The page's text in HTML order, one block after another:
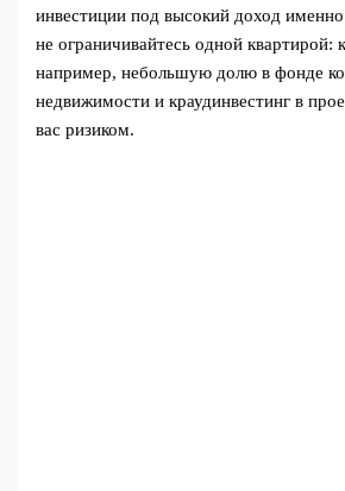
инвестиции под высокий доход
не ограничивайтесь одной квартирой:
например, небольшую долю в фонде
недвижимости и краудинвестинг в
вас ризиком.